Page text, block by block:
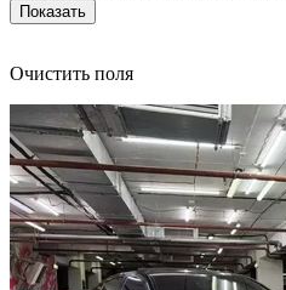
Показать
Очистить поля